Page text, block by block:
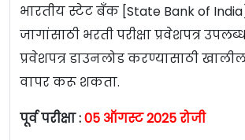
भारतीय स्टेट बँक [State Bank of
जागांसाठी भरती परीक्षा प्रवेशपत्र
प्रवेशपत्र डाउनलोड करण्यासाठी
वापर करू शकता.
पूर्व परीक्षा :05 ऑगस्ट 2025 रोजी